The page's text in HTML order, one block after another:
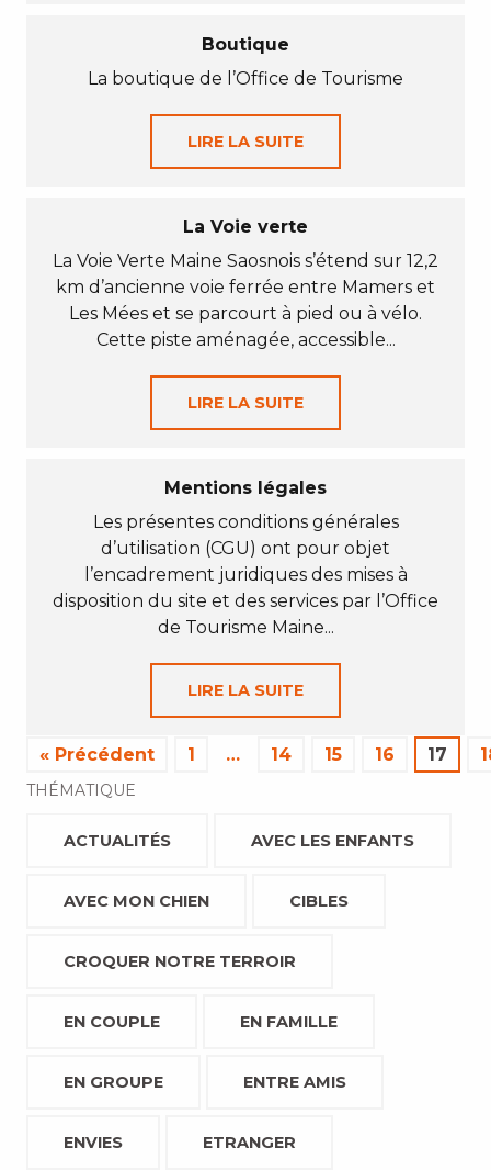
Boutique
La boutique de l’Office de Tourisme
LIRE LA SUITE
La Voie verte
La Voie Verte Maine Saosnois s’étend sur 12,2
km d’ancienne voie ferrée entre Mamers et
Les Mées et se parcourt à pied ou à vélo.
Cette piste aménagée, accessible...
LIRE LA SUITE
Mentions légales
Les présentes conditions générales
d’utilisation (CGU) ont pour objet
l’encadrement juridiques des mises à
disposition du site et des services par l’Office
de Tourisme Maine...
LIRE LA SUITE
« Précédent 1 … 14 15 16 17
THÉMATIQUE
ACTUALITÉS AVEC LES ENFANTS
AVEC MON CHIEN CIBLES
CROQUER NOTRE TERROIR
EN COUPLE EN FAMILLE
EN GROUPE ENTRE AMIS
ENVIES ETRANGER